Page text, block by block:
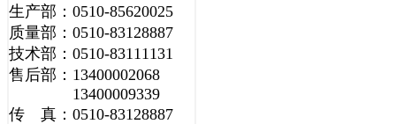
生产部：0510-85620025
质量部：0510-83128887
技术部：0510-83111131
售后部：13400002068
13400009339
传 真：0510-83128887